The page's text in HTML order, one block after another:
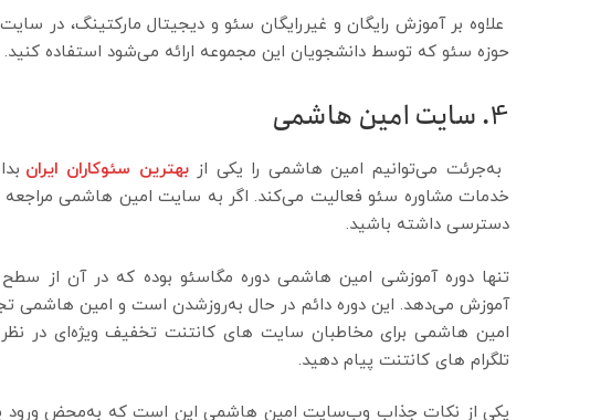
علاوه بر آموزش رایگان و غیررایگان سئو و دیجیتال مارکتینگ، در
حوزه سئو که توسط دانشجویان این مجموعه ارائه می‌شود استفاده کنید.
4. سایت امین هاشمی
به‌جرئت می‌توانیم امین هاشمی را یکی ازبهترین سئوکاران ایران
خدمات مشاوره سئو فعالیت می‌کند. اگر به سایت امین هاشمی مراجعه
دسترسی داشته باشید.
تنها دوره آموزشی امین هاشمی دوره مگاسئو بوده که در آن از
آموزش می‌دهد. این دوره دائم در حال به‌روزشدن است و امین هاشمی
امین هاشمی برای مخاطبان سایت های کانتنت تخفیف ویژه‌ای در
تلگرام های کانتنت پیام دهید.